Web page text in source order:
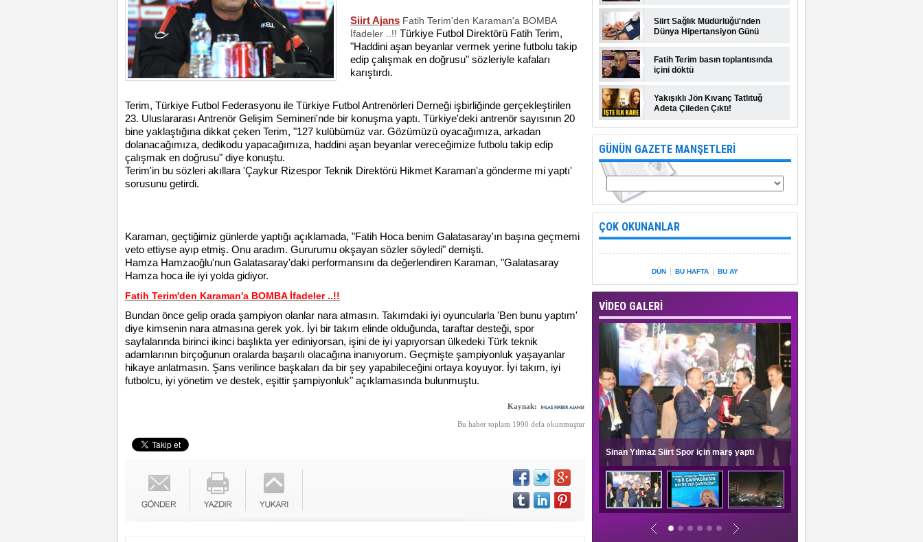
Siirt Ajans Fatih Terim'den Karaman'a BOMBA
İfadeler ..!! Türkiye Futbol Direktörü Fatih Terim,
"Haddini aşan beyanlar vermek yerine futbolu takip
edip çalışmak en doğrusu" sözleriyle kafaları
karıştırdı.
Terim, Türkiye Futbol Federasyonu ile Türkiye Futbol Antrenörleri Derneği işbirliğinde gerçekleştirilen
23. Uluslararası Antrenör Gelişim Semineri'nde bir konuşma yaptı. Türkiye'deki antrenör sayısının 20
bine yaklaştığına dikkat çeken Terim, "127 kulübümüz var. Gözümüzü oyacağımıza, arkadan
dolanacağımıza, dedikodu yapacağımıza, haddini aşan beyanlar vereceğimize futbolu takip edip
çalışmak en doğrusu" diye konuştu.
Terim'in bu sözleri akıllara 'Çaykur Rizespor Teknik Direktörü Hikmet Karaman'a gönderme mi yaptı'
sorusunu getirdi.
Karaman, geçtiğimiz günlerde yaptığı açıklamada, "Fatih Hoca benim Galatasaray'ın başına geçmemi
veto ettiyse ayıp etmiş. Onu aradım. Gururumu okşayan sözler söyledi" demişti.
Hamza Hamzaoğlu'nun Galatasaray'daki performansını da değerlendiren Karaman, "Galatasaray
Hamza hoca ile iyi yolda gidiyor.
Fatih Terim'den Karaman'a BOMBA İfadeler ..!!
Bundan önce gelip orada şampiyon olanlar nara atmasın. Takımdaki iyi oyuncularla 'Ben bunu yaptım'
diye kimsenin nara atmasına gerek yok. İyi bir takım elinde olduğunda, taraftar desteği, spor
sayfalarında birinci ikinci başlıkta yer ediniyorsan, işini de iyi yapıyorsan ülkedeki Türk teknik
adamlarının birçoğunun oralarda başarılı olacağına inanıyorum. Geçmişte şampiyonluk yaşayanlar
hikaye anlatmasın. Şans verilince başkaları da bir şey yapabileceğini ortaya koyuyor. İyi takım, iyi
futbolcu, iyi yönetim ve destek, eşittir şampiyonluk" açıklamasında bulunmuştu.
Kaynak:
Bu haber toplam 1990 defa okunmuştur
Siirt Sağlık Müdürlüğü'nden
Dünya Hipertansiyon Günü
Fatih Terim basın toplantısında
içini döktü
Yakışıklı Jön Kıvanç Tatlıtuğ
Adeta Çileden Çıktı!
GÜNÜN GAZETE MANŞETLERİ
ÇOK OKUNANLAR
DÜN BU HAFTA BU AY
VİDEO GALERİ
Sinan Yılmaz Siirt Spor için marş yaptı